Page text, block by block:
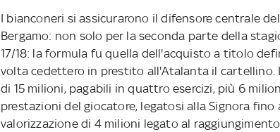
I bianconeri si assicurarono il difensore centrale
Bergamo: non solo per la seconda parte della
17/18: la formula fu quella dell'acquisto a titolo
volta cedettero in prestito all'Atalanta il cartellino.
di 15 milioni, pagabili in quattro esercizi, più 6
prestazioni del giocatore, legatosi alla Signora fino
valorizzazione di 4 milioni legato al